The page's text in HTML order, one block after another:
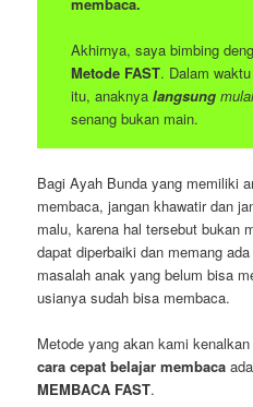
membaca.
Akhirnya, saya bimbing
Metode FAST. Dalam
itu, anaknya langsung
senang bukan main.
Bagi Ayah Bunda yang memiliki
membaca, jangan khawatir dan
malu, karena hal tersebut bukan
dapat diperbaiki dan memang
masalah anak yang belum bisa
usianya sudah bisa membaca.
Metode yang akan kami
cara cepat belajar membaca
MEMBACA FAST.